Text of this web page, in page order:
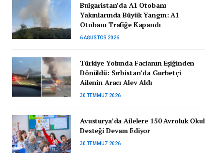
Bulgaristan’da A1 Otobanı
Yakınlarında Büyük Yangın: A1
Otobanı Trafiğe Kapandı
6 AĞUSTOS 2026
Türkiye Yolunda Facianın Eşiğinden
Dönüldü: Sırbistan’da Gurbetçi
Ailenin Aracı Alev Aldı
30 TEMMUZ 2026
Avusturya’da Ailelere 150 Avroluk Okul
Desteği Devam Ediyor
30 TEMMUZ 2026